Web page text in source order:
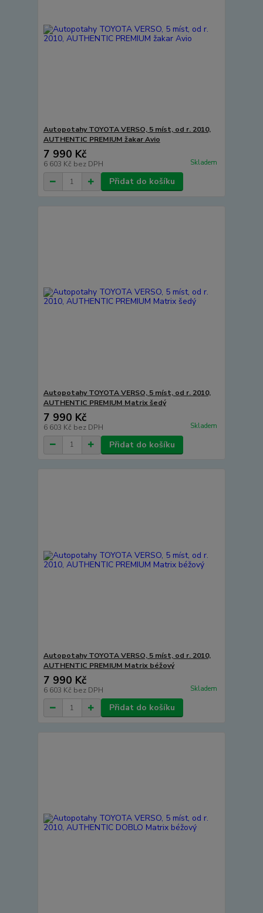
Autopotahy TOYOTA VERSO, 5 míst, od r. 2010,
AUTHENTIC PREMIUM žakar Avio
7 990 Kč
6 603 Kč bez DPH Skladem
Přidat do košíku
Autopotahy TOYOTA VERSO, 5 míst, od r. 2010,
AUTHENTIC PREMIUM Matrix šedý
7 990 Kč
6 603 Kč bez DPH Skladem
Přidat do košíku
Autopotahy TOYOTA VERSO, 5 míst, od r. 2010,
AUTHENTIC PREMIUM Matrix béžový
7 990 Kč
6 603 Kč bez DPH Skladem
Přidat do košíku